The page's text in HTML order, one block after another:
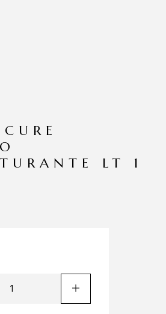
LT 1